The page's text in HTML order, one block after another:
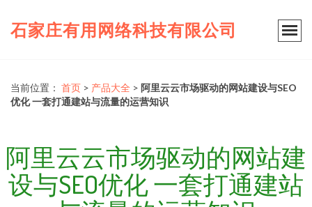
石家庄有用网络科技有限公司
当前位置： 首页 > 产品大全 > 阿里云云市场驱动的网站建设与SEO
优化 一套打通建站与流量的运营知识
阿里云云市场驱动的网站建
设与SEO优化 一套打通建站